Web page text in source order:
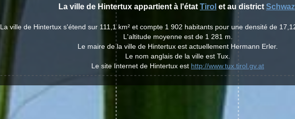
La ville de Hintertux appartient à l'état Tirol et au district Schwaz
La ville de Hintertux s'étend sur 111,1 km² et compte 1 902 habitants pour une densité de
L'altitude moyenne est de 1 281 m.
Le maire de la ville de Hintertux est actuellement Hermann Erler.
Le nom anglais de la ville est Tux.
Le site Internet de Hintertux est http://www.tux.tirol.gv.at